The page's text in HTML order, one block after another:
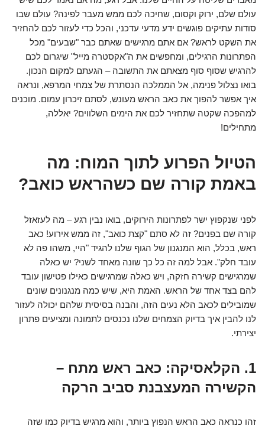
עולם שלם, ירוק וקסום, שחיכה לכם ממש מעבר לפינה? עולם שבו
סודות עתיקים פוגשים ידע מדעי עדכני, והכל כדי לעזור לכם להחזיר
את השקט לראש? אם אתם מרגישים שאתם כבר "שבעים" מכל
הפתרונות הרגילים, ומחפשים את ה"אקסטרה מייל" שיגרום לכם
להרגיש שסוף סוף מצאתם את התשובה – הגעתם למקום הנכון.
בואו נצלול פנימה, אל הממלכה הנסתרת של צמחי המרפא, ונראה
איך אפשר להפוך את כאב הראש מעונש, לסתם זיכרון עמום. מוכנים
למהפכה שקטה שתחזיר לכם את הימים השלווים? יאללה,
מתחילים!
הטיול הפרוע לתוך המוח: מה
באמת קורה שם כשהראש כואב?
לפני שנקפוץ ישר לפתרונות הירוקים, בואו נבין רגע – מה לעזאזל
קורה שם בפנים? זה לא סתם "קצת כואב", זה ממש אירוע! כאב
ראש, בכלל, הוא המנגנון של הגוף שלנו להגיד "היי, משהו פה לא
עובד חלק". אבל למה זה כל כך שונה מאחד לשני? יש כאלה
שמרגישים קשירה חזקה, ויש כאלה שמרגישים כאילו פטישון עובד
להם בצד אחד של הראש. האמת היא, שיש כמה מנגנונים שונים
שמובילים לכאב הלא נעים הזה, והבנה בסיסית שלהם יכולה לעזור
לנו להבין איך בדיוק הצמחים שלנו נכנסים לתמונה ומציעים פתרון
יצירתי.
1. הקלאסיקה: כאב ראש מתח –
הקשירה המעצבנת סביב הרקה
זהו כנראה כאב הראש הנפוץ ביותר, והוא מרגיש בדיוק כמו שזה